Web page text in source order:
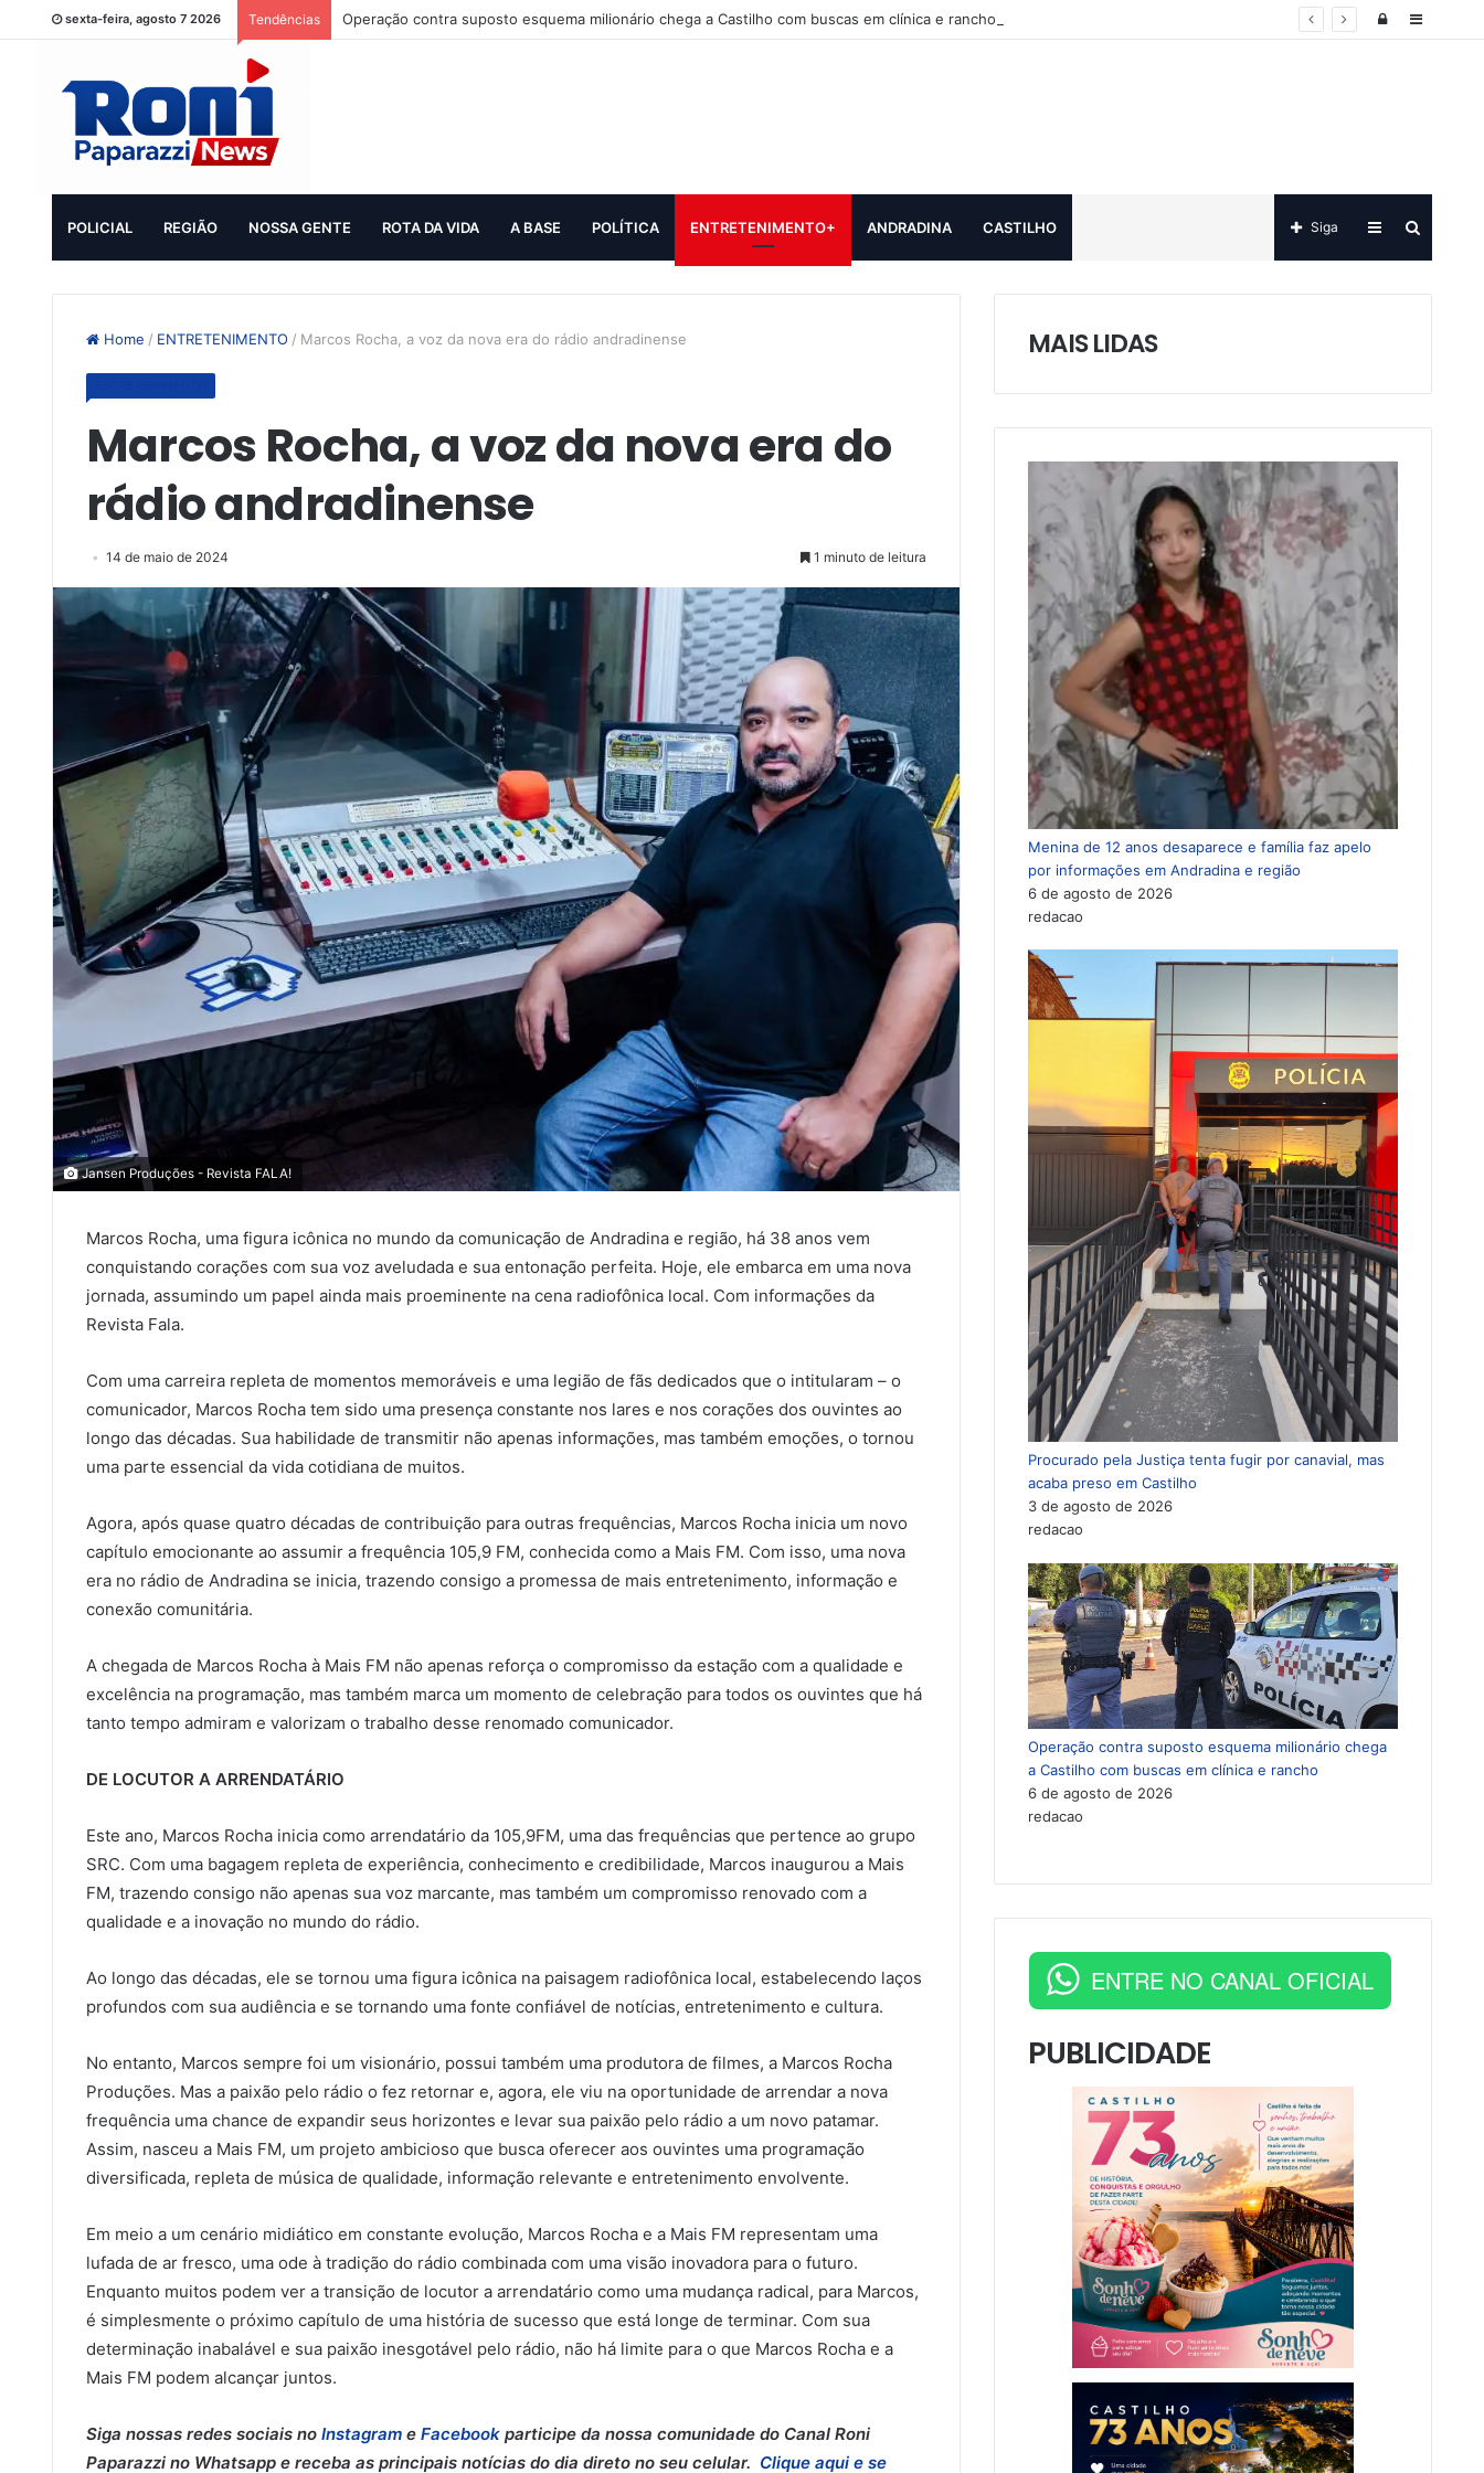
sexta-feira, agosto 7 2026 Tendências Operação contra suposto esquema milionário chega a Castilho com buscas em clínica e rancho Sidebar
Log
POLICIAL REGIÃO NOSSA GENTE ROTA DA VIDA A BASE POLÍTICA ENTRETENIMENTO+ ANDRADINA CASTILHO
por
Sidebar
Siga
Home / ENTRETENIMENTO / Marcos Rocha, a voz da nova era do rádio andradinense
Marcos Rocha, a voz da nova era do
rádio andradinense
14 de maio de 2024 1 minuto de leitura
Jansen Produções - Revista FALA!
Marcos Rocha, uma figura icônica no mundo da comunicação de Andradina e região, há 38 anos vem
conquistando corações com sua voz aveludada e sua entonação perfeita. Hoje, ele embarca em uma nova
jornada, assumindo um papel ainda mais proeminente na cena radiofônica local. Com informações da
Revista Fala.
Com uma carreira repleta de momentos memoráveis e uma legião de fãs dedicados que o intitularam – o
comunicador, Marcos Rocha tem sido uma presença constante nos lares e nos corações dos ouvintes ao
longo das décadas. Sua habilidade de transmitir não apenas informações, mas também emoções, o tornou
uma parte essencial da vida cotidiana de muitos.
Agora, após quase quatro décadas de contribuição para outras frequências, Marcos Rocha inicia um novo
capítulo emocionante ao assumir a frequência 105,9 FM, conhecida como a Mais FM. Com isso, uma nova
era no rádio de Andradina se inicia, trazendo consigo a promessa de mais entretenimento, informação e
conexão comunitária.
A chegada de Marcos Rocha à Mais FM não apenas reforça o compromisso da estação com a qualidade e
excelência na programação, mas também marca um momento de celebração para todos os ouvintes que há
tanto tempo admiram e valorizam o trabalho desse renomado comunicador.
DE LOCUTOR A ARRENDATÁRIO
Este ano, Marcos Rocha inicia como arrendatário da 105,9FM, uma das frequências que pertence ao grupo
SRC. Com uma bagagem repleta de experiência, conhecimento e credibilidade, Marcos inaugurou a Mais
FM, trazendo consigo não apenas sua voz marcante, mas também um compromisso renovado com a
qualidade e a inovação no mundo do rádio.
Ao longo das décadas, ele se tornou uma figura icônica na paisagem radiofônica local, estabelecendo laços
profundos com sua audiência e se tornando uma fonte confiável de notícias, entretenimento e cultura.
No entanto, Marcos sempre foi um visionário, possui também uma produtora de filmes, a Marcos Rocha
Produções. Mas a paixão pelo rádio o fez retornar e, agora, ele viu na oportunidade de arrendar a nova
frequência uma chance de expandir seus horizontes e levar sua paixão pelo rádio a um novo patamar.
Assim, nasceu a Mais FM, um projeto ambicioso que busca oferecer aos ouvintes uma programação
diversificada, repleta de música de qualidade, informação relevante e entretenimento envolvente.
Em meio a um cenário midiático em constante evolução, Marcos Rocha e a Mais FM representam uma
lufada de ar fresco, uma ode à tradição do rádio combinada com uma visão inovadora para o futuro.
Enquanto muitos podem ver a transição de locutor a arrendatário como uma mudança radical, para Marcos,
é simplesmente o próximo capítulo de uma história de sucesso que está longe de terminar. Com sua
determinação inabalável e sua paixão inesgotável pelo rádio, não há limite para o que Marcos Rocha e a
Mais FM podem alcançar juntos.
Siga nossas redes sociais no Instagram e Facebook participe da nossa comunidade do Canal Roni
Paparazzi no Whatsapp e receba as principais notícias do dia direto no seu celular. Clique aqui e se
MAIS LIDAS
Menina de 12 anos desaparece e família faz apelo
por informações em Andradina e região
6 de agosto de 2026
redacao
Procurado pela Justiça tenta fugir por canavial, mas
acaba preso em Castilho
3 de agosto de 2026
redacao
Operação contra suposto esquema milionário chega
a Castilho com buscas em clínica e rancho
6 de agosto de 2026
redacao
ENTRE NO CANAL OFICIAL
PUBLICIDADE